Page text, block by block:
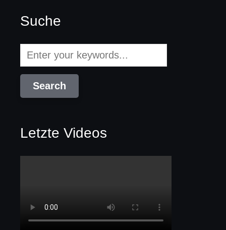
Suche
Letzte Videos